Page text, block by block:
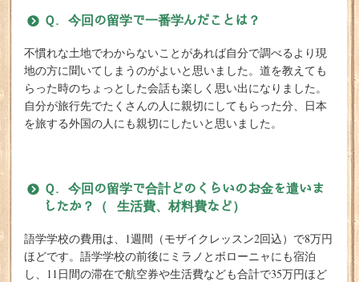
Ｑ. 今回の留学で一番学んだことは？
不慣れな土地でわからないことがあれば自分で調べるより現
地の方に聞いてしまうのがよいと思いました。道を教えても
らった時のちょっとした会話も楽しく思い出になりました。
自分が旅行先でたくさんの人に親切にしてもらった分、日本
を旅する外国の人にも親切にしたいと思いました。
Ｑ. 今回の留学で合計どのくらいのお金を遣いま
したか？（ 生活費、材料費など）
語学学校の費用は、1週間（モザイクレッスン2回込）で8万円
ほどです。語学学校の前後にミラノとボローニャにも宿泊
し、11日間の滞在で航空券や生活費なども合計で35万円ほど